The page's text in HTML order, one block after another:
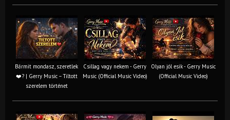
Bármit mondasz, szeretlek
❤️‍? | Gerry Music – Tiltott
szerelem történet
Csillag vagy nekem - Gerry
Music (Official Music Video)
Olyan jól esik - Gerry Music
(Official Music Video)